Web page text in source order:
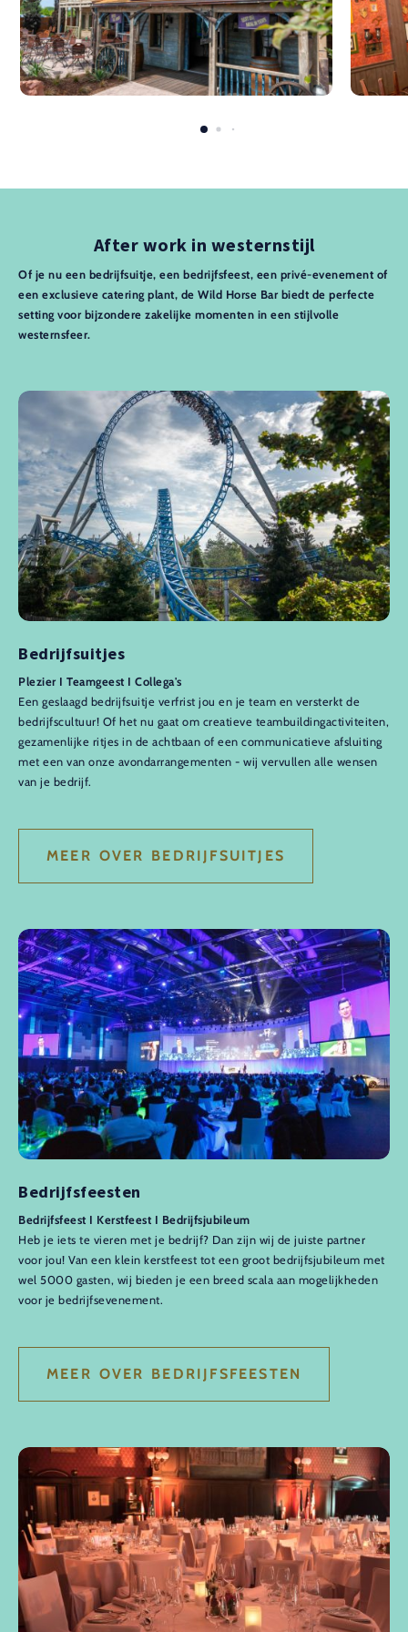
After work in westernstijl
Of je nu een bedrijfsuitje, een bedrijfsfeest, een privé-evenement of
een exclusieve catering plant, de Wild Horse Bar biedt de perfecte
setting voor bijzondere zakelijke momenten in een stijlvolle
westernsfeer.
Bedrijfsuitjes
Plezier I Teamgeest I Collega's
Een geslaagd bedrijfsuitje verfrist jou en je team en versterkt de
bedrijfscultuur! Of het nu gaat om creatieve teambuildingactiviteiten,
gezamenlijke ritjes in de achtbaan of een communicatieve afsluiting
met een van onze avondarrangementen - wij vervullen alle wensen
van je bedrijf.
MEER OVER BEDRIJFSUITJES
Bedrijfsfeesten
Bedrijfsfeest I Kerstfeest I Bedrijfsjubileum
Heb je iets te vieren met je bedrijf? Dan zijn wij de juiste partner
voor jou! Van een klein kerstfeest tot een groot bedrijfsjubileum met
wel 5000 gasten, wij bieden je een breed scala aan mogelijkheden
voor je bedrijfsevenement.
MEER OVER BEDRIJFSFEESTEN